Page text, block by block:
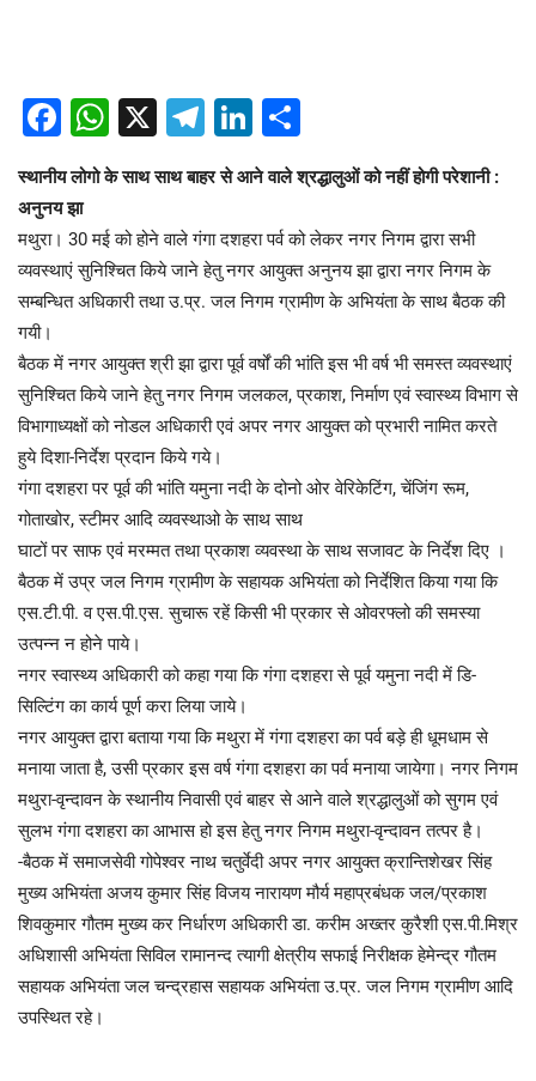
Facebook
WhatsApp
X Telegram
LinkedIn
स्थानीय लोगो के साथ साथ बाहर से आने वाले श्रद्धालुओं को नहीं होगी परेशानी :
अनुनय झा
मथुरा। 30 मई को होने वाले गंगा दशहरा पर्व को लेकर नगर निगम द्वारा सभी
व्यवस्थाएं सुनिश्चित किये जाने हेतु नगर आयुक्त अनुनय झा द्वारा नगर निगम के
सम्बन्धित अधिकारी तथा उ.प्र. जल निगम ग्रामीण के अभियंता के साथ बैठक की
गयी।
बैठक में नगर आयुक्त श्री झा द्वारा पूर्व वर्षों की भांति इस भी वर्ष भी समस्त व्यवस्थाएं
सुनिश्चित किये जाने हेतु नगर निगम जलकल, प्रकाश, निर्माण एवं स्वास्थ्य विभाग से
विभागाध्यक्षों को नोडल अधिकारी एवं अपर नगर आयुक्त को प्रभारी नामित करते
हुये दिशा-निर्देश प्रदान किये गये।
गंगा दशहरा पर पूर्व की भांति यमुना नदी के दोनो ओर वेरिकेटिंग, चेंजिंग रूम,
गोताखोर, स्टीमर आदि व्यवस्थाओ के साथ साथ
घाटों पर साफ एवं मरम्मत तथा प्रकाश व्यवस्था के साथ सजावट के निर्देश दिए ।
बैठक में उप्र जल निगम ग्रामीण के सहायक अभियंता को निर्देशित किया गया कि
एस.टी.पी. व एस.पी.एस. सुचारू रहें किसी भी प्रकार से ओवरफ्लो की समस्या
उत्पन्न न होने पाये।
नगर स्वास्थ्य अधिकारी को कहा गया कि गंगा दशहरा से पूर्व यमुना नदी में डि-
सिल्टिंग का कार्य पूर्ण करा लिया जाये।
नगर आयुक्त द्वारा बताया गया कि मथुरा में गंगा दशहरा का पर्व बड़े ही धूमधाम से
मनाया जाता है, उसी प्रकार इस वर्ष गंगा दशहरा का पर्व मनाया जायेगा। नगर निगम
मथुरा-वृन्दावन के स्थानीय निवासी एवं बाहर से आने वाले श्रद्धालुओं को सुगम एवं
सुलभ गंगा दशहरा का आभास हो इस हेतु नगर निगम मथुरा-वृन्दावन तत्पर है।
-बैठक में समाजसेवी गोपेश्वर नाथ चतुर्वेदी अपर नगर आयुक्त क्रान्तिशेखर सिंह
मुख्य अभियंता अजय कुमार सिंह विजय नारायण मौर्य महाप्रबंधक जल/प्रकाश
शिवकुमार गौतम मुख्य कर निर्धारण अधिकारी डा. करीम अख्तर कुरैशी एस.पी.मिश्र
अधिशासी अभियंता सिविल रामानन्द त्यागी क्षेत्रीय सफाई निरीक्षक हेमेन्द्र गौतम
सहायक अभियंता जल चन्द्रहास सहायक अभियंता उ.प्र. जल निगम ग्रामीण आदि
उपस्थित रहे।